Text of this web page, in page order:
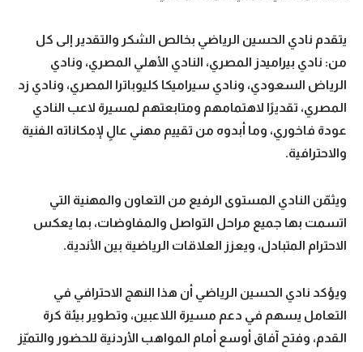
دوري أبطال أوروبا
القسم الثاني
رياضات أخرى
أمم إفريقيا
كرة سلة
كرة يد
الوطن العربي
في المونديال
يتقدم نادي الحسين الرياضي بخالص الشكر والتقدير إلى كل
من: نادي بيراميدز المصري، النادي الأهلي المصري، ونادي
الرياض السعودي، ونادي سيراميكا كليوباترا المصري، ونادي زد
المصري، تقديرًا لاهتمامهم ومتابعتهم لمسيرة لاعب النادي
عودة فاخوري، وما أبدوه من تقييم مهني عالٍ لإمكاناته الفنية
والاحترافية.
ويثمّن النادي المستوى الرفيع من التعاون والمهنية التي
اتسمت بها جميع مراحل التواصل والمفاوضات، بما يعكس
الاحترام المتبادل، ويعزز العلاقات الرياضية بين الأندية.
ويؤكد نادي الحسين الرياضي أن هذا النهج الاحترافي في
التعامل يسهم في دعم مسيرة اللاعبين، وتطوير بيئة كرة
القدم، وفتح آفاق أوسع أمام المواهب الأردنية للحضور والتميّز